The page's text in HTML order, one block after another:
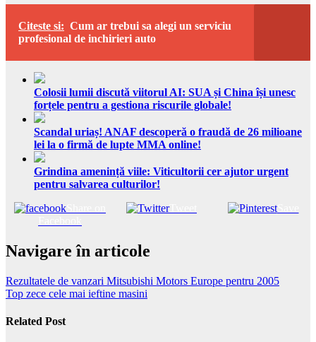
Citeste si: Cum ar trebui sa alegi un serviciu
profesional de inchirieri auto
Colosii lumii discută viitorul AI: SUA și China își unesc
forțele pentru a gestiona riscurile globale!
Scandal uriaș! ANAF descoperă o fraudă de 26 milioane
lei la o firmă de lupte MMA online!
Grindina amenință viile: Viticultorii cer ajutor urgent
pentru salvarea culturilor!
Tweet Save
Navigare în articole
Rezultatele de vanzari Mitsubishi Motors Europe pentru 2005
Top zece cele mai ieftine masini
Related Post